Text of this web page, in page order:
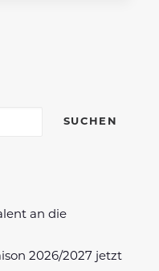
SUCHEN
an die
2026/2027 jetzt